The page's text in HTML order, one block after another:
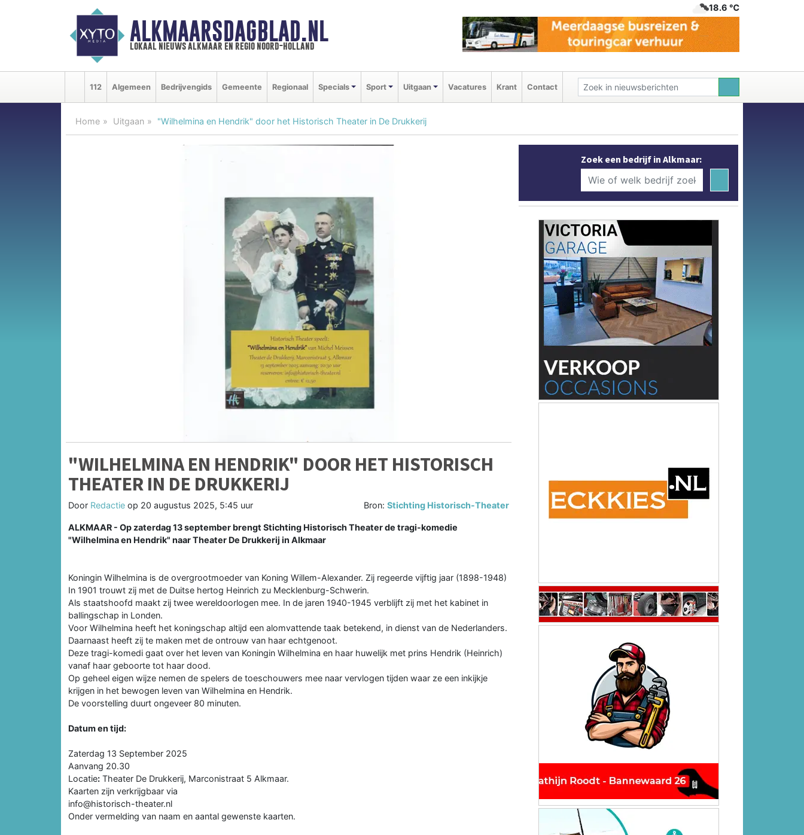
ALKMAARSDAGBLAD.NL
lokaal nieuws alkmaar en regio noord-holland
18.6 ℃
112 Algemeen Bedrijvengids Gemeente Regionaal Specials Sport Uitgaan Vacatures Krant Contact
Home Uitgaan "Wilhelmina en Hendrik" door het Historisch Theater in De Drukkerij
"WILHELMINA EN HENDRIK" DOOR HET HISTORISCH
THEATER IN DE DRUKKERIJ
Door Redactie op 20 augustus 2025, 5:45 uur Bron:Stichting Historisch-Theater
ALKMAAR - Op zaterdag 13 september brengt Stichting Historisch Theater de tragi-komedie
"Wilhelmina en Hendrik" naar Theater De Drukkerij in Alkmaar
Koningin Wilhelmina is de overgrootmoeder van Koning Willem-Alexander. Zij regeerde vijftig jaar (1898-1948)
In 1901 trouwt zij met de Duitse hertog Heinrich zu Mecklenburg-Schwerin.
Als staatshoofd maakt zij twee wereldoorlogen mee. In de jaren 1940-1945 verblijft zij met het kabinet in
ballingschap in Londen.
Voor Wilhelmina heeft het koningschap altijd een alomvattende taak betekend, in dienst van de Nederlanders.
Daarnaast heeft zij te maken met de ontrouw van haar echtgenoot.
Deze tragi-komedi gaat over het leven van Koningin Wilhelmina en haar huwelijk met prins Hendrik (Heinrich)
vanaf haar geboorte tot haar dood.
Op geheel eigen wijze nemen de spelers de toeschouwers mee naar vervlogen tijden waar ze een inkijkje
krijgen in het bewogen leven van Wilhelmina en Hendrik.
De voorstelling duurt ongeveer 80 minuten.
Datum en tijd:
Zaterdag 13 September 2025
Aanvang 20.30
Locatie: Theater De Drukkerij, Marconistraat 5 Alkmaar.
Kaarten zijn verkrijgbaar via
info@historisch-theater.nl
Onder vermelding van naam en aantal gewenste kaarten.
Zoek een bedrijf in Alkmaar: